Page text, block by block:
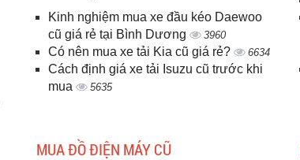
Kinh nghiệm mua xe đầu kéo Daewoo
cũ giá rẻ tại Bình Dương
3960
Có nên mua xe tải Kia cũ giá rẻ? 6634
Cách định giá xe tải Isuzu cũ trước khi
mua
5635
MUA ĐỒ ĐIỆN MÁY CŨ